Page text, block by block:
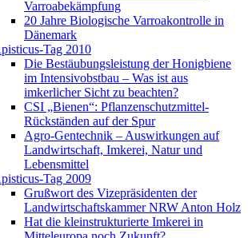
Varroabekämpfung
20 Jahre Biologische Varroakontrolle in
Dänemark
Tag 2010
Die Bestäubungsleistung der Honigbiene
im Intensivobstbau – Was ist aus
imkerlicher Sicht zu beachten?
CSI „Bienen“: Pflanzenschutzmittel-
Rückständen auf der Spur
Agro-Gentechnik – Auswirkungen auf
Landwirtschaft, Imkerei, Natur und
Lebensmittel
Tag 2009
Grußwort des Vizepräsidenten der
Landwirtschaftskammer NRW Anton Holz
Hat die kleinstrukturierte Imkerei in